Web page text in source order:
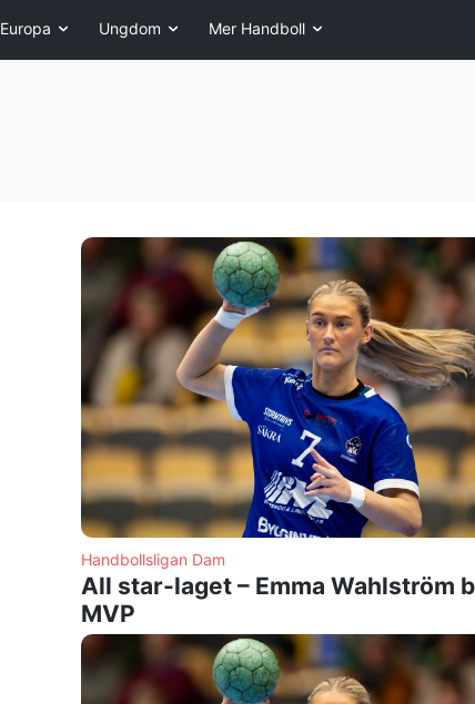
Europa Ungdom Mer Handboll
Handbollsligan Dam
All star-laget – Emma Wahlström
MVP